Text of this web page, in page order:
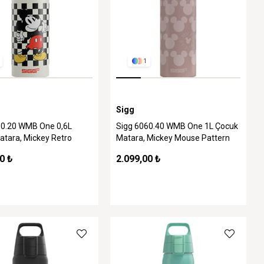
WMB One 0,6L
Mickey Retro
₺
1
Sigg
Sigg 6060.40 WMB One 1L Çocuk
Matara, Mickey Mouse Pattern
2.099,00 ₺